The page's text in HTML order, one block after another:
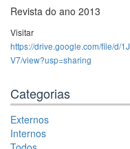
Revista do ano 2013
Visitar
https://drive.google.com/file/d/
V7/view?usp=sharing
Categorias
Externos
Internos